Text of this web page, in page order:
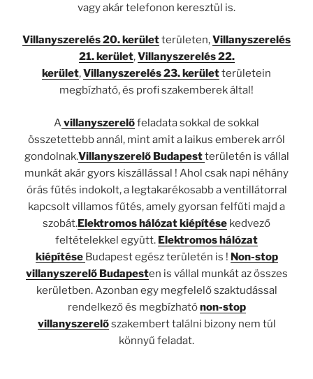
vagy akár telefonon keresztül is.
Villanyszerelés 20. kerületterületen,Villanyszerelés
21. kerület,Villanyszerelés 22.
kerület,Villanyszerelés 23. kerületterületein
megbízható, és profi szakemberek által!
A villanyszerelőfeladata sokkal de sokkal
összetettebb annál, mint amit a laikus emberek arról
gondolnak.Villanyszerelő Budapestterületén is vállal
munkát akár gyors kiszállással ! Ahol csak napi néhány
órás fűtés indokolt, a legtakarékosabb a ventillátorral
kapcsolt villamos fűtés, amely gyorsan felfűti majd a
szobát.Elektromos hálózat kiépítése kedvező
feltételekkel együtt. Elektromos hálózat
kiépítése Budapest egész területén is ! Non-stop
villanyszerelő Budapesten is vállal munkát az összes
kerületben. Azonban egy megfelelő szaktudással
rendelkező és megbízhatónon-stop
villanyszerelőszakembert találni bizony nem túl
könnyű feladat.